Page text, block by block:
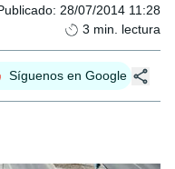
: 28/07/2014 11:28
3 min. lectura
Síguenos en Google